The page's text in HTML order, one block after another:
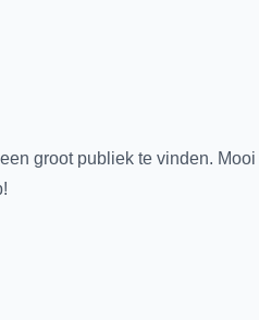
groot publiek te vinden. Mooi